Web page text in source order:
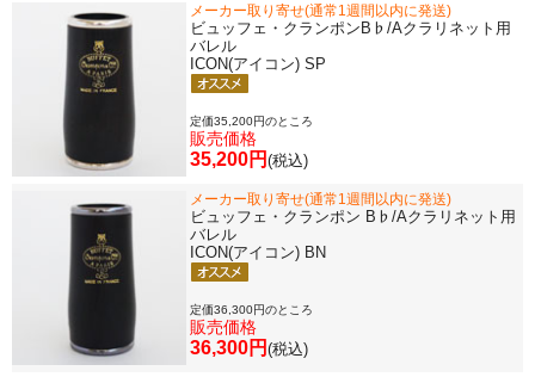
メーカー取り寄せ(通常1週間以内に発送)
ビュッフェ・クランポンB♭/Aクラリネット用
バレル
ICON(アイコン) SP
定価35,200円のところ
販売価格
35,200円 (税込)
メーカー取り寄せ(通常1週間以内に発送)
ビュッフェ・クランポン B♭/Aクラリネット用
バレル
ICON(アイコン) BN
定価36,300円のところ
販売価格
36,300円 (税込)